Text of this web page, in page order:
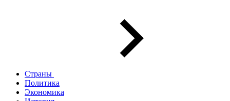
Страны
Политика
Экономика